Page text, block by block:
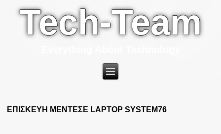
Tech-Team
ΕΠΙΣΚΕΥΗ ΜΕΝΤΕΣΕ LAPTOP SYSTEM76